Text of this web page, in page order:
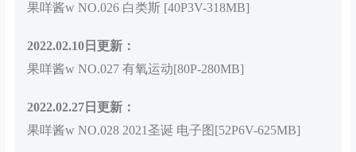
果咩酱w NO.026 白类斯 [40P3V-318MB]
2022.02.10日更新：
果咩酱w NO.027 有氧运动[80P-280MB]
2022.02.27日更新：
果咩酱w NO.028 2021圣诞 电子图[52P6V-625MB]